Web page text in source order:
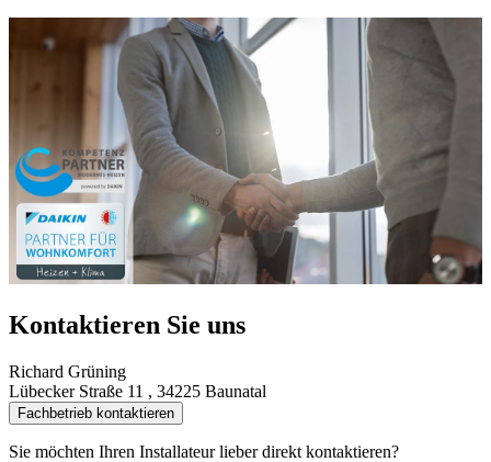
Kontaktieren Sie uns
Richard Grüning
Lübecker Straße 11 , 34225 Baunatal
Fachbetrieb kontaktieren
Sie möchten Ihren Installateur lieber direkt kontaktieren?